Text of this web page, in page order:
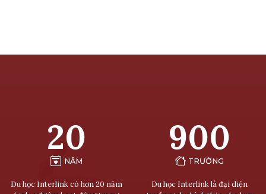
20
NĂM
Du học Interlink có hơn 20 năm
900
TRƯỜNG
Du học Interlink là đại diện